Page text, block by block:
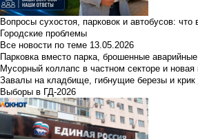
Вопросы сухостоя, парковок и автобусов:
Городские проблемы
Все новости по теме 13.05.2026
Парковка вместо парка, брошенные
Мусорный коллапс в частном секторе и
Завалы на кладбище, гибнущие березы и
Выборы в ГД-2026